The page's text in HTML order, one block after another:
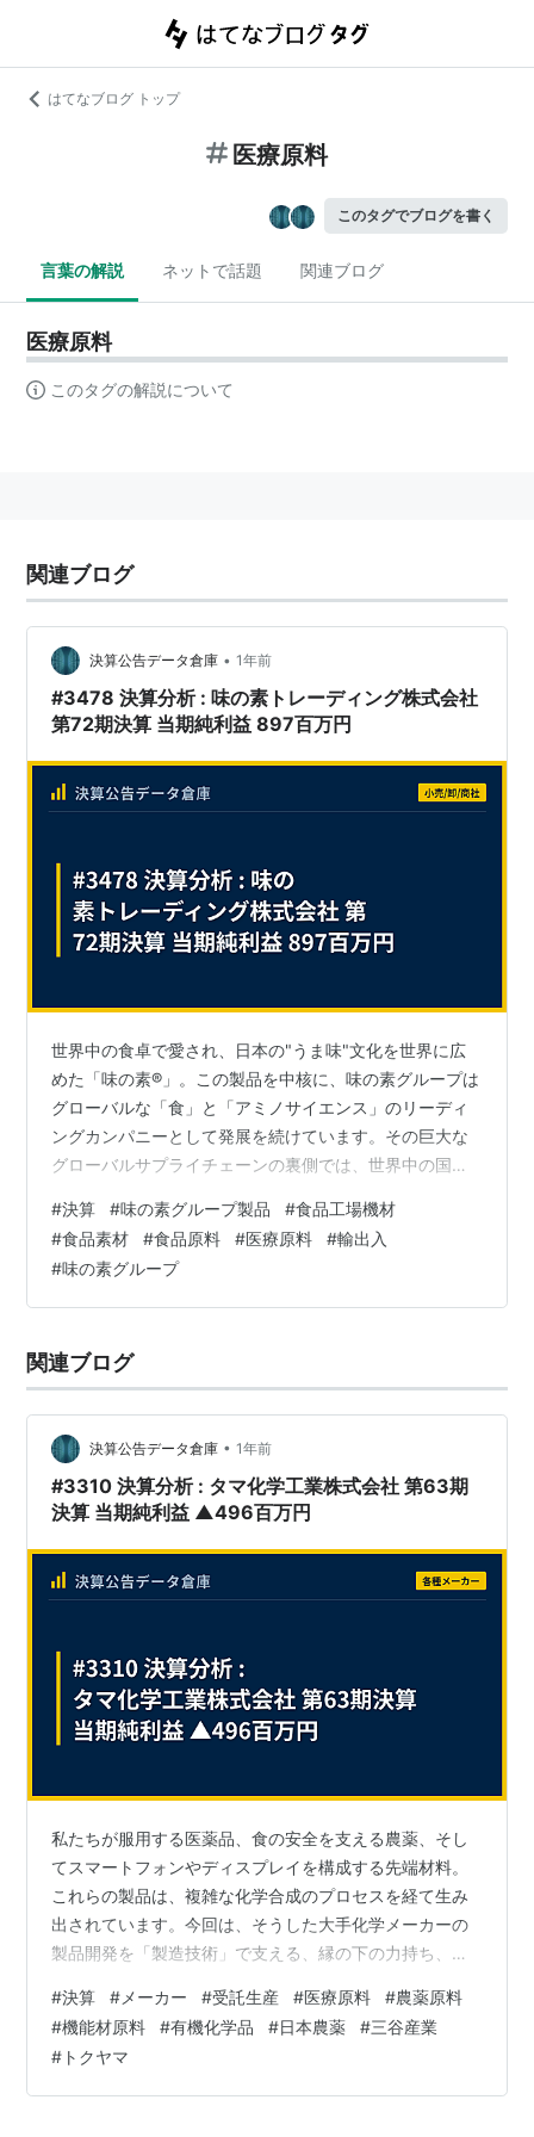
はてなブログ トップ
医療原料
このタグでブログを書く
言葉の解説 ネットで話題 関連ブログ
医療原料
このタグの解説について
関連ブログ
決算公告データ倉庫 • 1年前
#3478 決算分析 : 味の素トレーディング株式会社
第72期決算 当期純利益 897百万円
世界中の食卓で愛され、日本の"うま味"文化を世界に広
めた「味の素®」。この製品を中核に、味の素グループは
グローバルな「食」と「アミノサイエンス」のリーディ
ングカンパニーとして発展を続けています。その巨大な
グローバルサプライチェーンの裏側では、世界中の国々
域で生産された製品を、世界中の食卓へ届けるための、
複雑で緻密な貿易活動が日々、繰り広げられています。
今回は、この味の素グループのグローバルな商流を最前
線で支える、食のプロフェッショナル商社、「味の素ト
以来、グループの貿易機能を一手に担い…
#決算 #味の素グループ製品 #食品工場機材
#食品素材 #食品原料 #医療原料 #輸出入
#味の素グループ
関連ブログ
決算公告データ倉庫 • 1年前
#3310 決算分析 : タマ化学工業株式会社 第63期
決算 当期純利益 ▲496百万円
私たちが服用する医薬品、食の安全を支える農薬、そし
てスマートフォンやディスプレイを構成する先端材料。
これらの製品は、複雑な化学合成のプロセスを経て生み
出されています。今回は、そうした大手化学メーカーの
製品開発を「製造技術」で支える、縁の下の力持ち、タ
を大株主に持つ、有機化学品の「受託生産」の専門企業
である同社。安定した財務基盤を持つ一方で、今期なぜ
大幅な損失を計上したのか。その背景と今後の展望に迫
ります。 【決算ハイライト（第63期）】資産合計:
#決算 # メーカー #受託生産 #医療原料 #農薬原料
#機能材原料 #有機化学品 #日本農薬 #三谷産業
# トクヤマ